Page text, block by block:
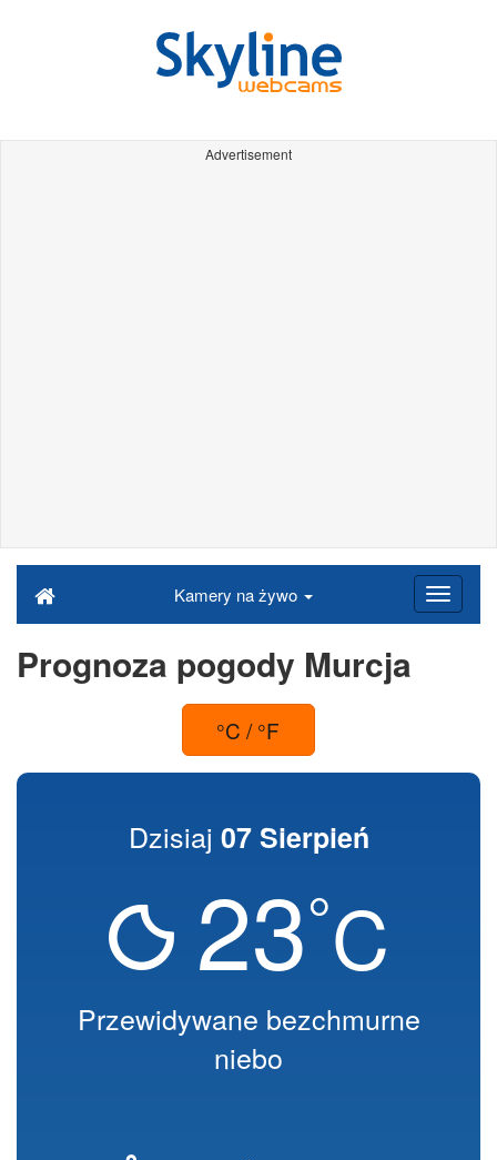
Advertisement
Kamery na żywo
Prognoza pogody Murcja
°C / °F
Dzisiaj 07 Sierpień
23°C
Przewidywane bezchmurne
niebo